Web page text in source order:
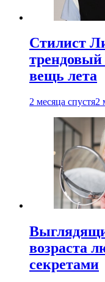
Стилист
трендовый
вещь лета
2 месяца спустя2
возраста
секретами